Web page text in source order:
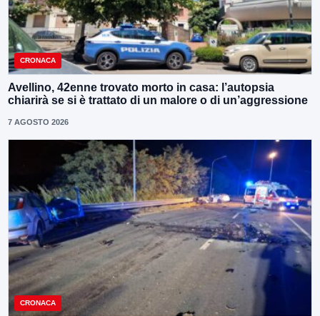
CRONACA
Avellino, 42enne trovato morto in casa: l’autopsia
chiarirà se si è trattato di un malore o di un’aggressione
7 AGOSTO 2026
CRONACA